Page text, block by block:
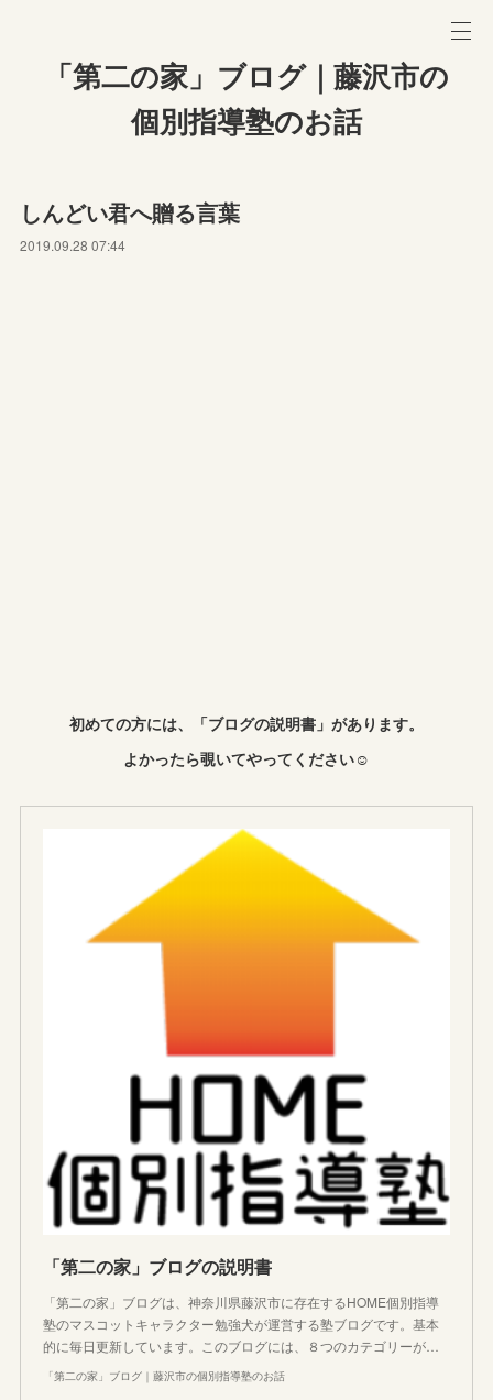
「第二の家」ブログ｜藤沢市の
個別指導塾のお話
しんどい君へ贈る言葉
2019.09.28 07:44
初めての方には、「ブログの説明書」があります。
よかったら覗いてやってください☺︎
「第二の家」ブログの説明書
「第二の家」ブログは、神奈川県藤沢市に存在するHOME個別指導
塾のマスコットキャラクター勉強犬が運営する塾ブログです。基本
的に毎日更新しています。このブログには、８つのカテゴリーが…
「第二の家」ブログ｜藤沢市の個別指導塾のお話